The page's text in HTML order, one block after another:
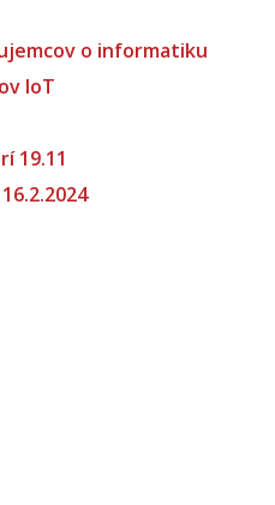
o informatiku
IoT
19.11